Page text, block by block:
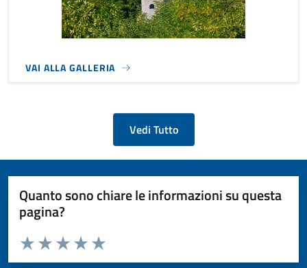
VAI ALLA GALLERIA
Vedi Tutto
Quanto sono chiare le informazioni su questa
pagina?
Valuta da 1 a 5 stelle la pagina
Valuta 5 stelle su 5
Valuta 4 stelle su 5
Valuta 3 stelle su 5
Valuta 2 stelle su 5
Valuta 1 stelle su 5